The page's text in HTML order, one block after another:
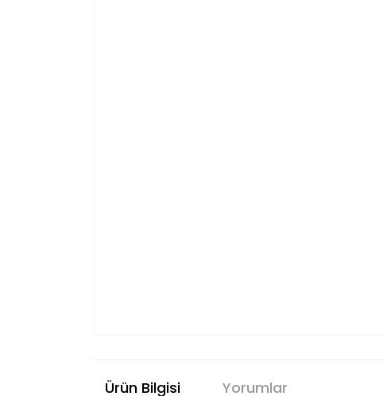
Ürün Bilgisi Yorumlar